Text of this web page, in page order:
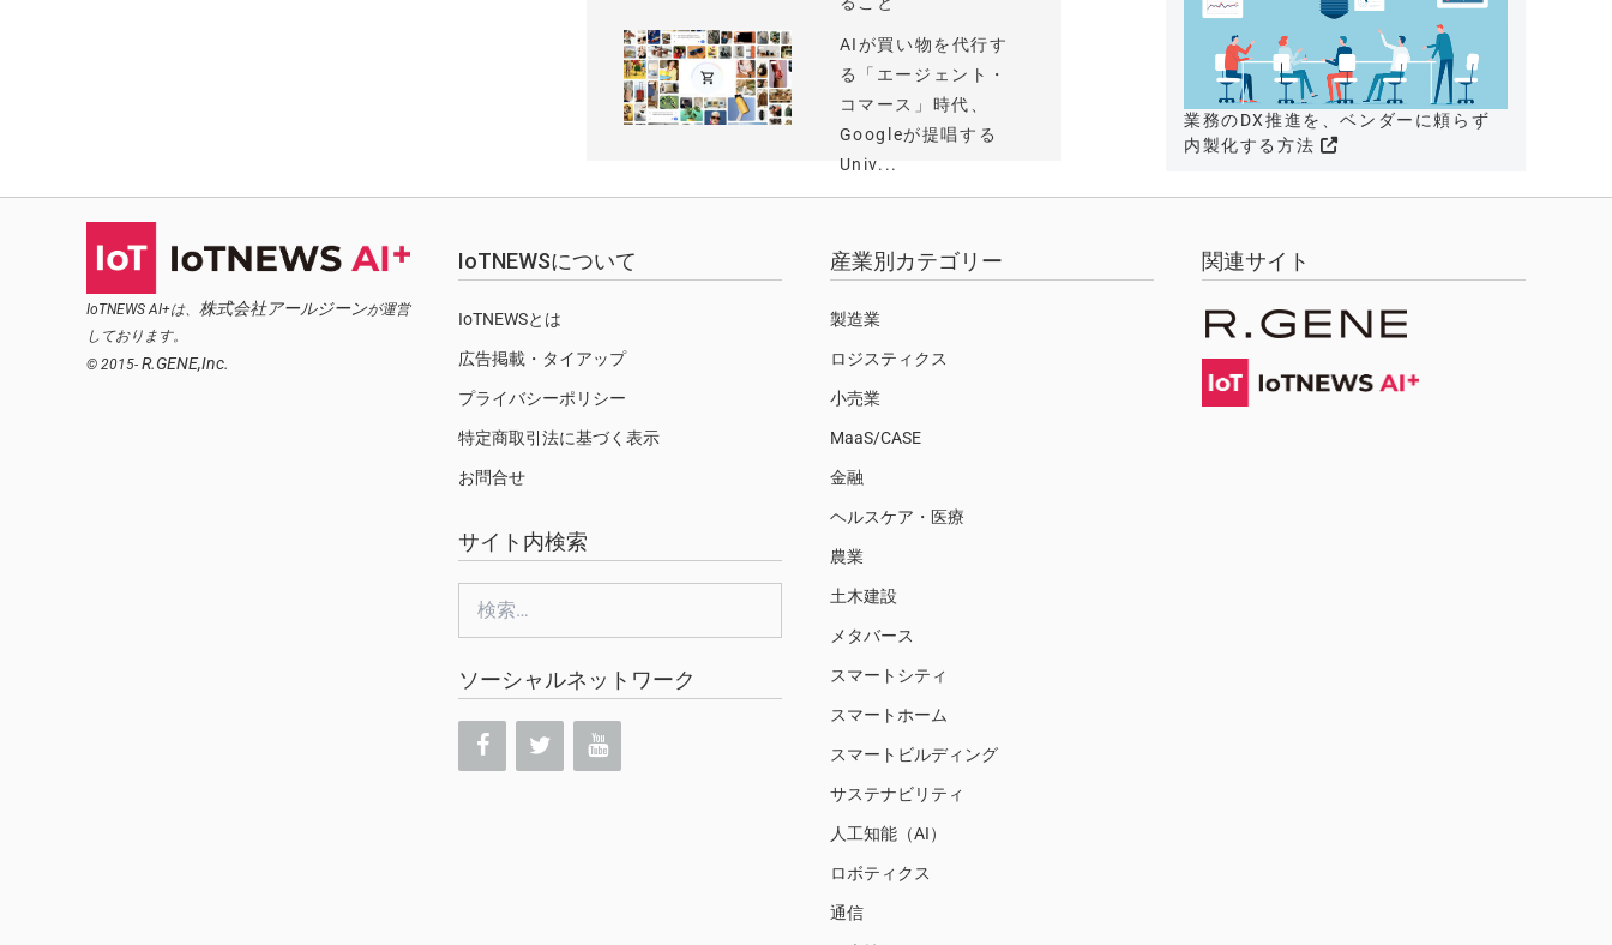
AIが買い物を代行す
る「エージェント・
コマース」時代、
Googleが提唱する
Univ...
業務のDX推進を、ベンダーに頼らず
内製化する方法
IoTNEWS AI+は、 株式会社アールジーンが運営
しております。
© 2015- R.GENE,Inc.
IoTNEWSについて
IoTNEWSとは
広告掲載・タイアップ
プライバシーポリシー
特定商取引法に基づく表示
お問合せ
サイト内検索
索:
ソーシャルネットワーク
産業別カテゴリー
製造業
ロジスティクス
小売業
MaaS/CASE
金融
ヘルスケア・医療
農業
土木建設
メタバース
スマートシティ
スマートホーム
スマートビルディング
サステナビリティ
人工知能（AI）
ロボティクス
通信
関連サイト